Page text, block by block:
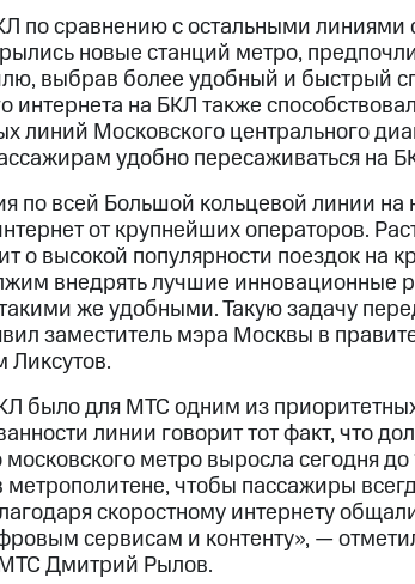
по сравнению с остальными линиями
новые станций метро,
выбрав более удобный и быстрый
интернета на БКЛ также
линий Московского центрального
удобно пересаживаться на
по всей Большой кольцевой линии на
от крупнейших операторов.
о высокой популярности поездок на
внедрять лучшие инновационные
же удобными. Такую задачу
заместитель мэра Москвы в
Ликсутов.
было для МТС одним из
линии говорит тот факт, что
метро выросла сегодня до
чтобы пассажиры
скоростному интернету
сервисам и контенту», —
Дмитрий Рылов.